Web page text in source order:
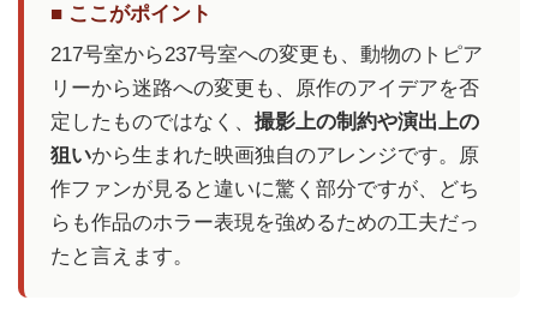
■ ここがポイント
217号室から237号室への変更も、動物のトピア
リーから迷路への変更も、原作のアイデアを否
定したものではなく、撮影上の制約や演出上の
狙いから生まれた映画独自のアレンジです。原
作ファンが見ると違いに驚く部分ですが、どち
らも作品のホラー表現を強めるための工夫だっ
たと言えます。